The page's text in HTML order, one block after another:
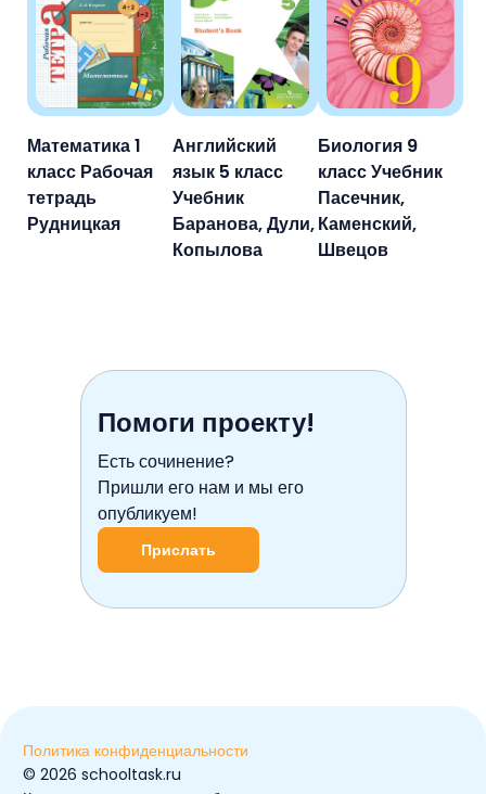
Математика 1
класс Рабочая
тетрадь
Рудницкая
Английский
язык 5 класс
Учебник
Баранова, Дули,
Копылова
Биология 9
класс Учебник
Пасечник,
Каменский,
Швецов
Помоги проекту!
Есть сочинение?
Пришли его нам и мы его
опубликуем!
Прислать
© ️2026 schooltask.ru
Политика конфиденциальности